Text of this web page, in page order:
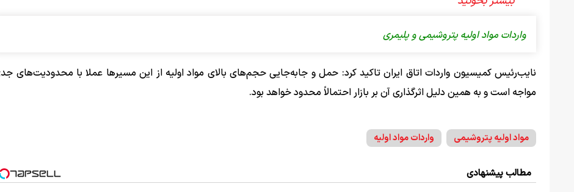
واردات مواد اولیه پتروشیمی و پلیمری
نایب‌رئیس کمیسیون واردات اتاق ایران تاکید کرد: حمل و جابه‌جایی حجم‌های بالای مواد اولیه از این مسیرها عملا با محدودیت‌های
مواجه است و به همین دلیل اثرگذاری آن بر بازار احتمالاً محدود خواهد بود.
مواد اولیه پتروشیمی واردات مواد اولیه
مطالب پیشنهادی